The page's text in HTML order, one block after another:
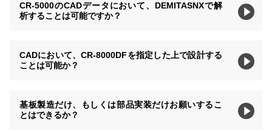
CR-5000のCADデータにおいて、DEMITASNXで解
析することは可能ですか？
CADにおいて、CR-8000DFを指定した上で設計する
ことは可能か？
基板製造だけ、もしくは部品実装だけお願いするこ
とはできるか？